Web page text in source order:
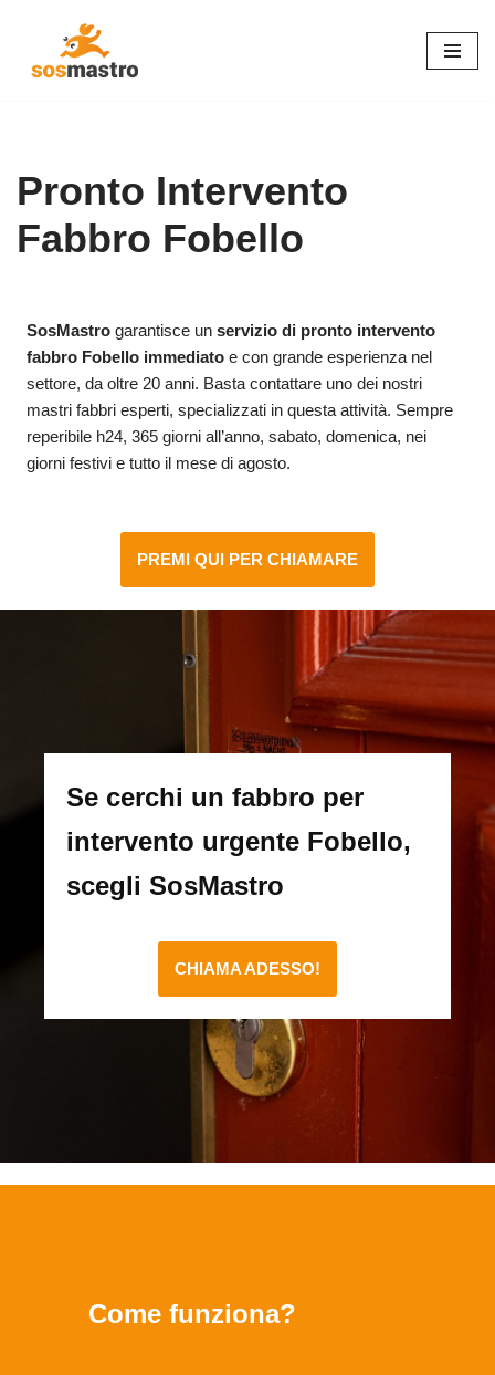
Pronto Intervento
Fabbro Fobello
SosMastro garantisce unservizio di pronto intervento
fabbro Fobello immediato e con grande esperienza nel
settore, da oltre 20 anni. Basta contattare uno dei nostri
mastri fabbri esperti, specializzati in questa attività. Sempre
reperibile h24, 365 giorni all’anno, sabato, domenica, nei
giorni festivi e tutto il mese di agosto.
PREMI QUI PER CHIAMARE
Se cerchi un fabbro per
intervento urgente Fobello,
scegli SosMastro
CHIAMA ADESSO!
Come funziona?